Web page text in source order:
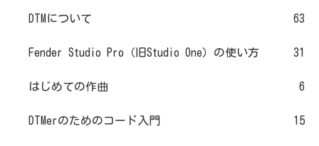
DTMについて 63
Fender Studio Pro（旧Studio One）の使い方 31
はじめての作曲 6
DTMerのためのコード入門 15